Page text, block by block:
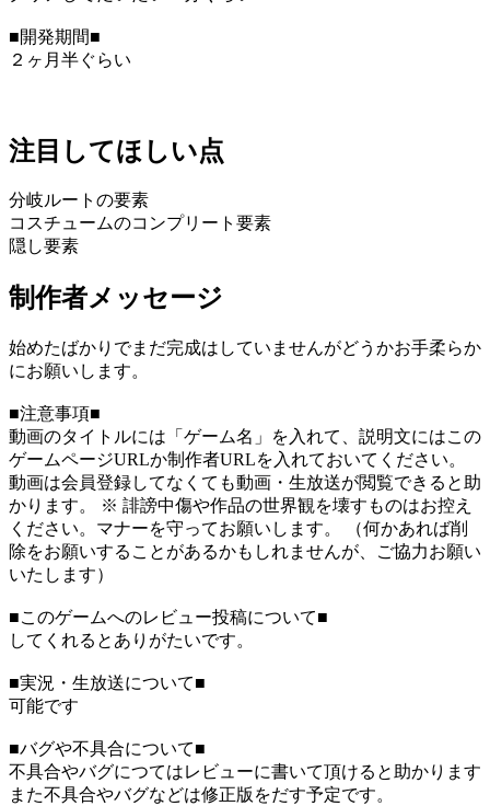
■開発期間■
２ヶ月半ぐらい
注目してほしい点
分岐ルートの要素
コスチュームのコンプリート要素
隠し要素
制作者メッセージ
始めたばかりでまだ完成はしていませんがどうかお手柔らか
にお願いします。
■注意事項■
動画のタイトルには「ゲーム名」を入れて、説明文にはこの
ゲームページURLか制作者URLを入れておいてください。
動画は会員登録してなくても動画・生放送が閲覧できると助
かります。 ※ 誹謗中傷や作品の世界観を壊すものはお控え
ください。マナーを守ってお願いします。 （何かあれば削
除をお願いすることがあるかもしれませんが、ご協力お願い
いたします）
■このゲームへのレビュー投稿について■
してくれるとありがたいです。
■実況・生放送について■
可能です
■バグや不具合について■
不具合やバグにつてはレビューに書いて頂けると助かります
また不具合やバグなどは修正版をだす予定です。